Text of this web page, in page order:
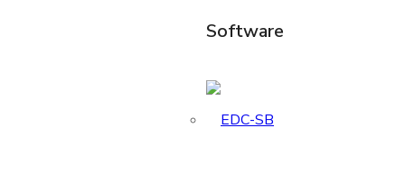
Software